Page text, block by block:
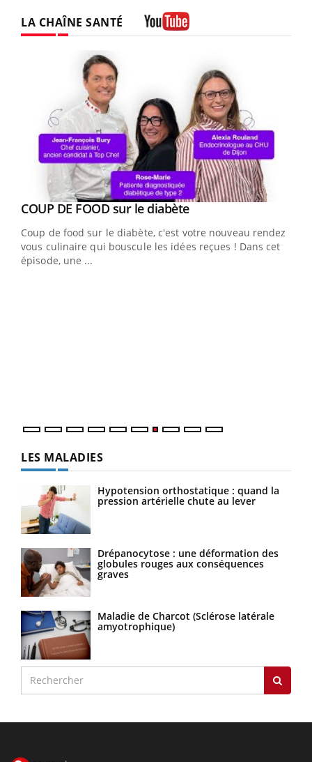
LA CHAÎNE SANTÉ
Youtube
COUP DE FOOD sur le diabèteYoutube
Coup de food sur le diabète, c'est votre nouveau rendez-
vous culinaire qui bouscule les idées reçues ! Dans cet
épisode, une ...
LES MALADIES
Hypotension orthostatique : quand la
pression artérielle chute au lever
Drépanocytose : une déformation des
globules rouges aux conséquences
graves
Maladie de Charcot (Sclérose latérale
amyotrophique)